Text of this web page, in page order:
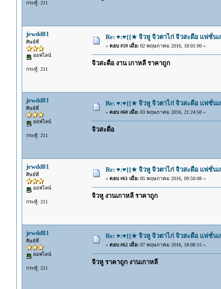
กระทู้: 211
jewdd81
ศิษย์พี่
ออฟไลน์
กระทู้: 211
Re: ♥:♥{{★ จิวหู จิวตาไก่ จิวสะดือ แฟชั่น
« ตอบ #59 เมื่อ:02 พฤษภาคม 2016, 18:01:00 »
จิวสะดือ งาน เกาหลี ราคาถูก
jewdd81
ศิษย์พี่
ออฟไลน์
กระทู้: 211
Re: ♥:♥{{★ จิวหู จิวตาไก่ จิวสะดือ แฟชั่น
« ตอบ #60 เมื่อ:03 พฤษภาคม 2016, 21:24:50 »
จิวสะดือ
jewdd81
ศิษย์พี่
ออฟไลน์
กระทู้: 211
Re: ♥:♥{{★ จิวหู จิวตาไก่ จิวสะดือ แฟชั่น
« ตอบ #61 เมื่อ:05 พฤษภาคม 2016, 09:50:08 »
จิวหู งานเกาหลี ราคาถูก
jewdd81
ศิษย์พี่
ออฟไลน์
กระทู้: 211
Re: ♥:♥{{★ จิวหู จิวตาไก่ จิวสะดือ แฟชั่น
« ตอบ #62 เมื่อ:07 พฤษภาคม 2016, 18:08:15 »
จิวหู ราคาถูก งานเกาหลี